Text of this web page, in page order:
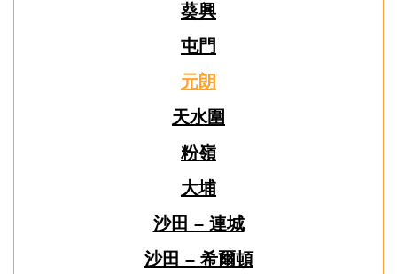
葵興
屯門
元朗
天水圍
粉嶺
大埔
沙田 – 連城
沙田 – 希爾頓